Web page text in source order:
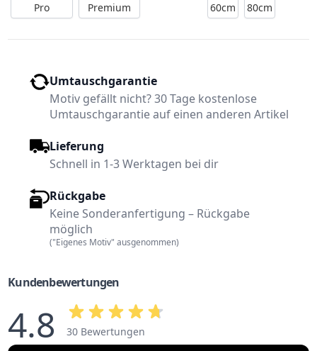
Pro
Premium
60cm
80cm
Umtauschgarantie
Motiv gefällt nicht? 30 Tage kostenlose
Umtauschgarantie auf einen anderen Artikel
Lieferung
Schnell in 1-3 Werktagen bei dir
Rückgabe
Keine Sonderanfertigung – Rückgabe
möglich
("Eigenes Motiv" ausgenommen)
Kundenbewertungen
4.8
30 Bewertungen